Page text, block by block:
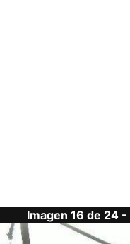
Imagen 16 de 24 -